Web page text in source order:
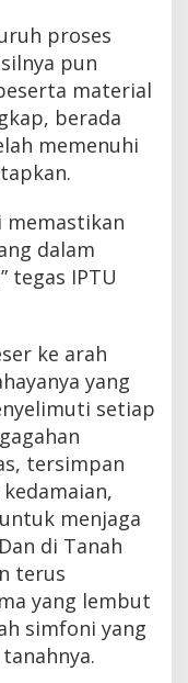
proses
pun
material
berada
memenuhi
memastikan
dalam
tegas IPTU
ke arah
yang
setiap
tersimpan
menjaga
di Tanah
terus
yang lembut
simfoni yang